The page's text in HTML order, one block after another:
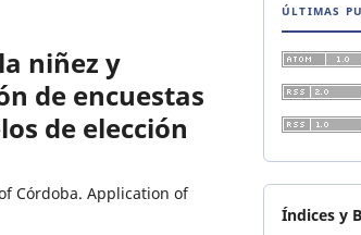
niñez y
de encuestas
de elección
Córdoba. Application of
ÚLTIMAS
Índices y